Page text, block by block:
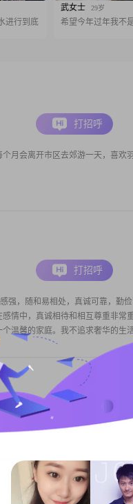
进行到底
武女士 29岁
希望今年过年我不
月会离开市区去郊游一天，喜欢
打招呼
强，随和易相处，真诚可靠，勤
情中，真诚相待和相互尊重非常
温馨的家庭。我不追求奢华的生
打招呼
人，对待感情和生活都坚持真诚相